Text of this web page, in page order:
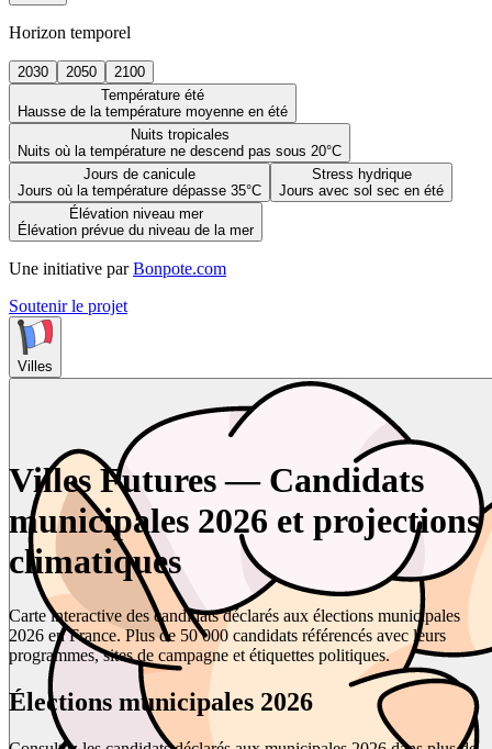
Horizon temporel
2030 2050
2100
Température été
Hausse de la température moyenne en été
Nuits tropicales
Nuits où la température ne descend pas sous 20°C
Jours de canicule
Jours où la température dépasse 35°C
Stress hydrique
Jours avec sol sec en été
Élévation niveau mer
Élévation prévue du niveau de la mer
Une initiative par Bonpote.com
Soutenir le projet
Villes
Villes Futures — Candidats
municipales 2026 et projections
climatiques
Carte interactive des candidats déclarés aux élections municipales
2026 en France. Plus de 50 000 candidats référencés avec leurs
programmes, sites de campagne et étiquettes politiques.
Élections municipales 2026